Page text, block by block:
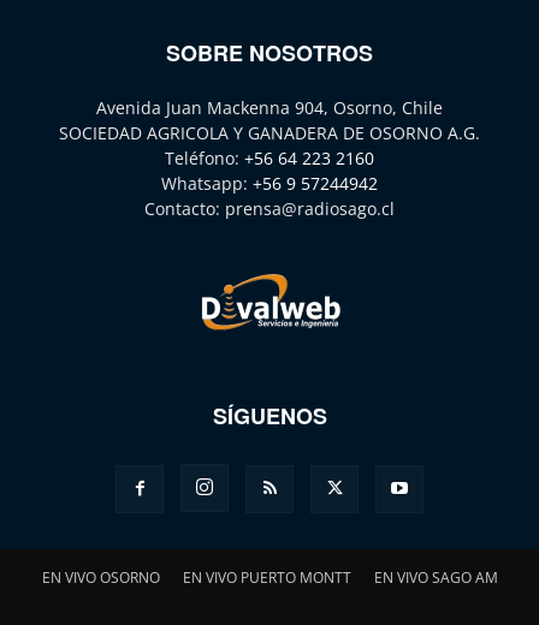
SOBRE NOSOTROS
Avenida Juan Mackenna 904, Osorno, Chile
SOCIEDAD AGRICOLA Y GANADERA DE OSORNO A.G.
Teléfono: +56 64 223 2160
Whatsapp: +56 9 57244942
Contacto: prensa@radiosago.cl
SÍGUENOS
EN VIVO OSORNO EN VIVO PUERTO MONTT EN VIVO SAGO AM